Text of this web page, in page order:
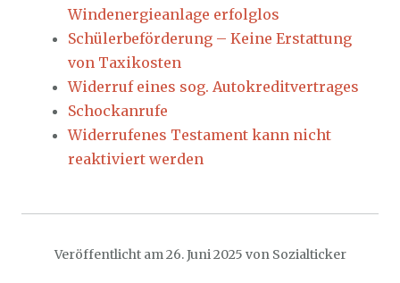
Windenergieanlage erfolglos
Schülerbeförderung – Keine Erstattung
von Taxikosten
Widerruf eines sog. Autokreditvertrages
Schockanrufe
Widerrufenes Testament kann nicht
reaktiviert werden
Veröffentlicht am26. Juni 2025 von Sozialticker